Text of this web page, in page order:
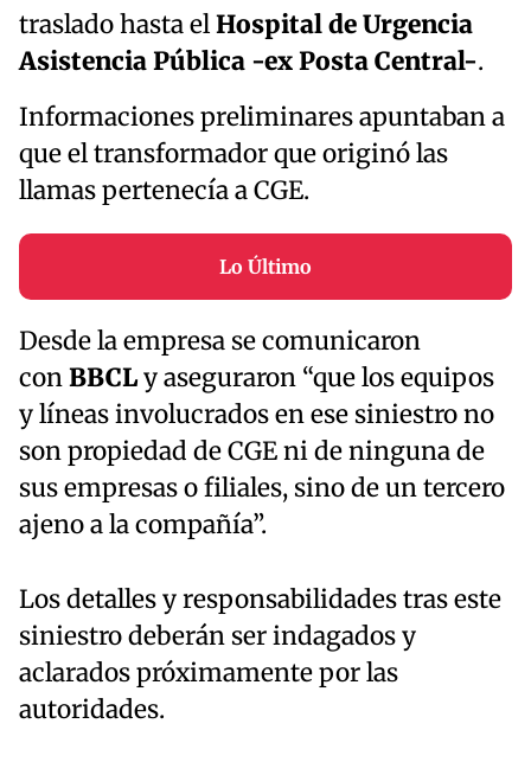
traslado hasta elHospital de Urgencia
Asistencia Pública -ex Posta Central-.
Informaciones preliminares apuntaban a
que el transformador que originó las
llamas pertenecía a CGE.
Lo Último
Desde la empresa se comunicaron
conBBCLy aseguraron “que los equipos
y líneas involucrados en ese siniestro no
son propiedad de CGE ni de ninguna de
sus empresas o filiales, sino de un tercero
ajeno a la compañía”.
Los detalles y responsabilidades tras este
siniestro deberán ser indagados y
aclarados próximamente por las
autoridades.